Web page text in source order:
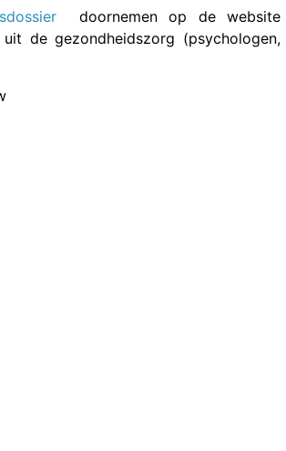
doornemen op de website
de gezondheidszorg (psychologen,